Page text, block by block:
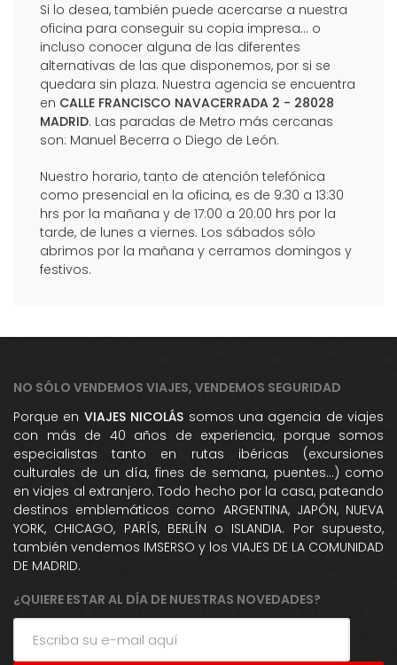
Si lo desea, también puede acercarse a nuestra
oficina para conseguir su copia impresa... o
incluso conocer alguna de las diferentes
alternativas de las que disponemos, por si se
quedara sin plaza. Nuestra agencia se encuentra
en CALLE FRANCISCO NAVACERRADA 2 - 28028
MADRID. Las paradas de Metro más cercanas
son: Manuel Becerra o Diego de León.
Nuestro horario, tanto de atención telefónica
como presencial en la oficina, es de 9:30 a 13:30
hrs por la mañana y de 17:00 a 20:00 hrs por la
tarde, de lunes a viernes. Los sábados sólo
abrimos por la mañana y cerramos domingos y
festivos.
NO SÓLO VENDEMOS VIAJES, VENDEMOS SEGURIDAD
Porque en VIAJES NICOLÁS somos una agencia de viajes
con más de 40 años de experiencia, porque somos
especialistas tanto en rutas ibéricas (excursiones
culturales de un día, fines de semana, puentes...) como
en viajes al extranjero. Todo hecho por la casa, pateando
destinos emblemáticos como ARGENTINA, JAPÓN, NUEVA
YORK, CHICAGO, PARÍS, BERLÍN o ISLANDIA. Por supuesto,
también vendemos IMSERSO y los VIAJES DE LA COMUNIDAD
DE MADRID.
¿QUIERE ESTAR AL DÍA DE NUESTRAS NOVEDADES?